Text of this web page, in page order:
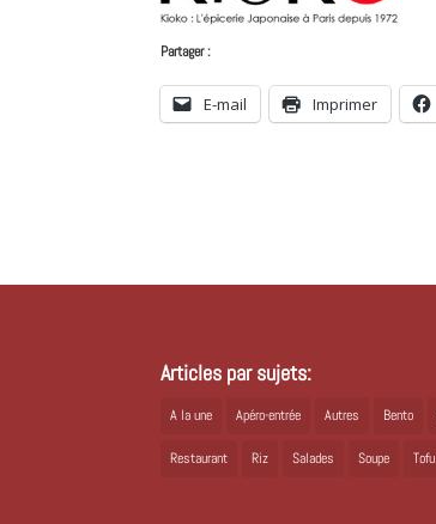
Partager :
E-mail Imprimer
Articles par sujets:
A la une Apéro-entrée Autres Bento
Restaurant Riz Salades Soupe Tofu